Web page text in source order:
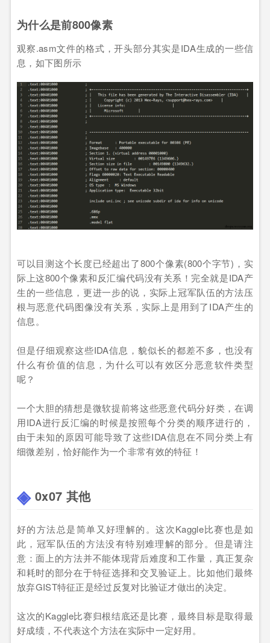
为什么是前800像素
观察.asm文件的格式，开头部分其实是IDA生成的一些信
息，如下图所示
可以目测这个长度已经超出了800个像素(800个字节)，实
际上这800个像素和反汇编代码没有关系！完全就是IDA产
生的一些信息，更进一步的说，实际上冠军队伍的方法压
根与恶意代码图像没有关系，实际上是用到了IDA产生的
信息。
但是仔细观察这些IDA信息，貌似长的都差不多，也没有
什么有价值的信息，为什么可以有效区分恶意软件类型
呢？
一个大胆的猜想是微软提前将这些恶意代码分好类，在调
用IDA进行反汇编的时候是按照每个分类的顺序进行的，
由于未知的原因可能导致了这些IDA信息在不同分类上有
细微差别，恰好能作为一个非常有效的特征！
0x07 其他
好的方法总是简单又好理解的。这次Kaggle比赛也是如
此，冠军队伍的方法没有特别难理解的部分。但是请注
意：面上的方法并不能体现背后难度和工作量，真正复杂
和耗时的部分在于特征选择和交叉验证上。比如他们最终
放弃GIST特征正是经过反复对比验证才做出的决定。
这次的Kaggle比赛归根结底还是比赛，最终目标是取得最
好成绩，不代表这个方法在实际中一定好用。